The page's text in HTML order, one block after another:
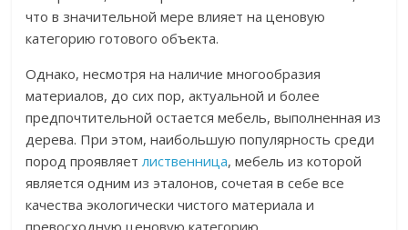
что в значительной мере влияет на ценовую
категорию готового объекта.
Однако, несмотря на наличие многообразия
материалов, до сих пор, актуальной и более
предпочтительной остается мебель, выполненная из
дерева. При этом, наибольшую популярность среди
пород проявляетлиственница, мебель из которой
является одним из эталонов, сочетая в себе все
качества экологически чистого материала и
превосходную ценовую категорию.